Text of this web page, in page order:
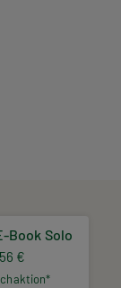
Book Solo
€